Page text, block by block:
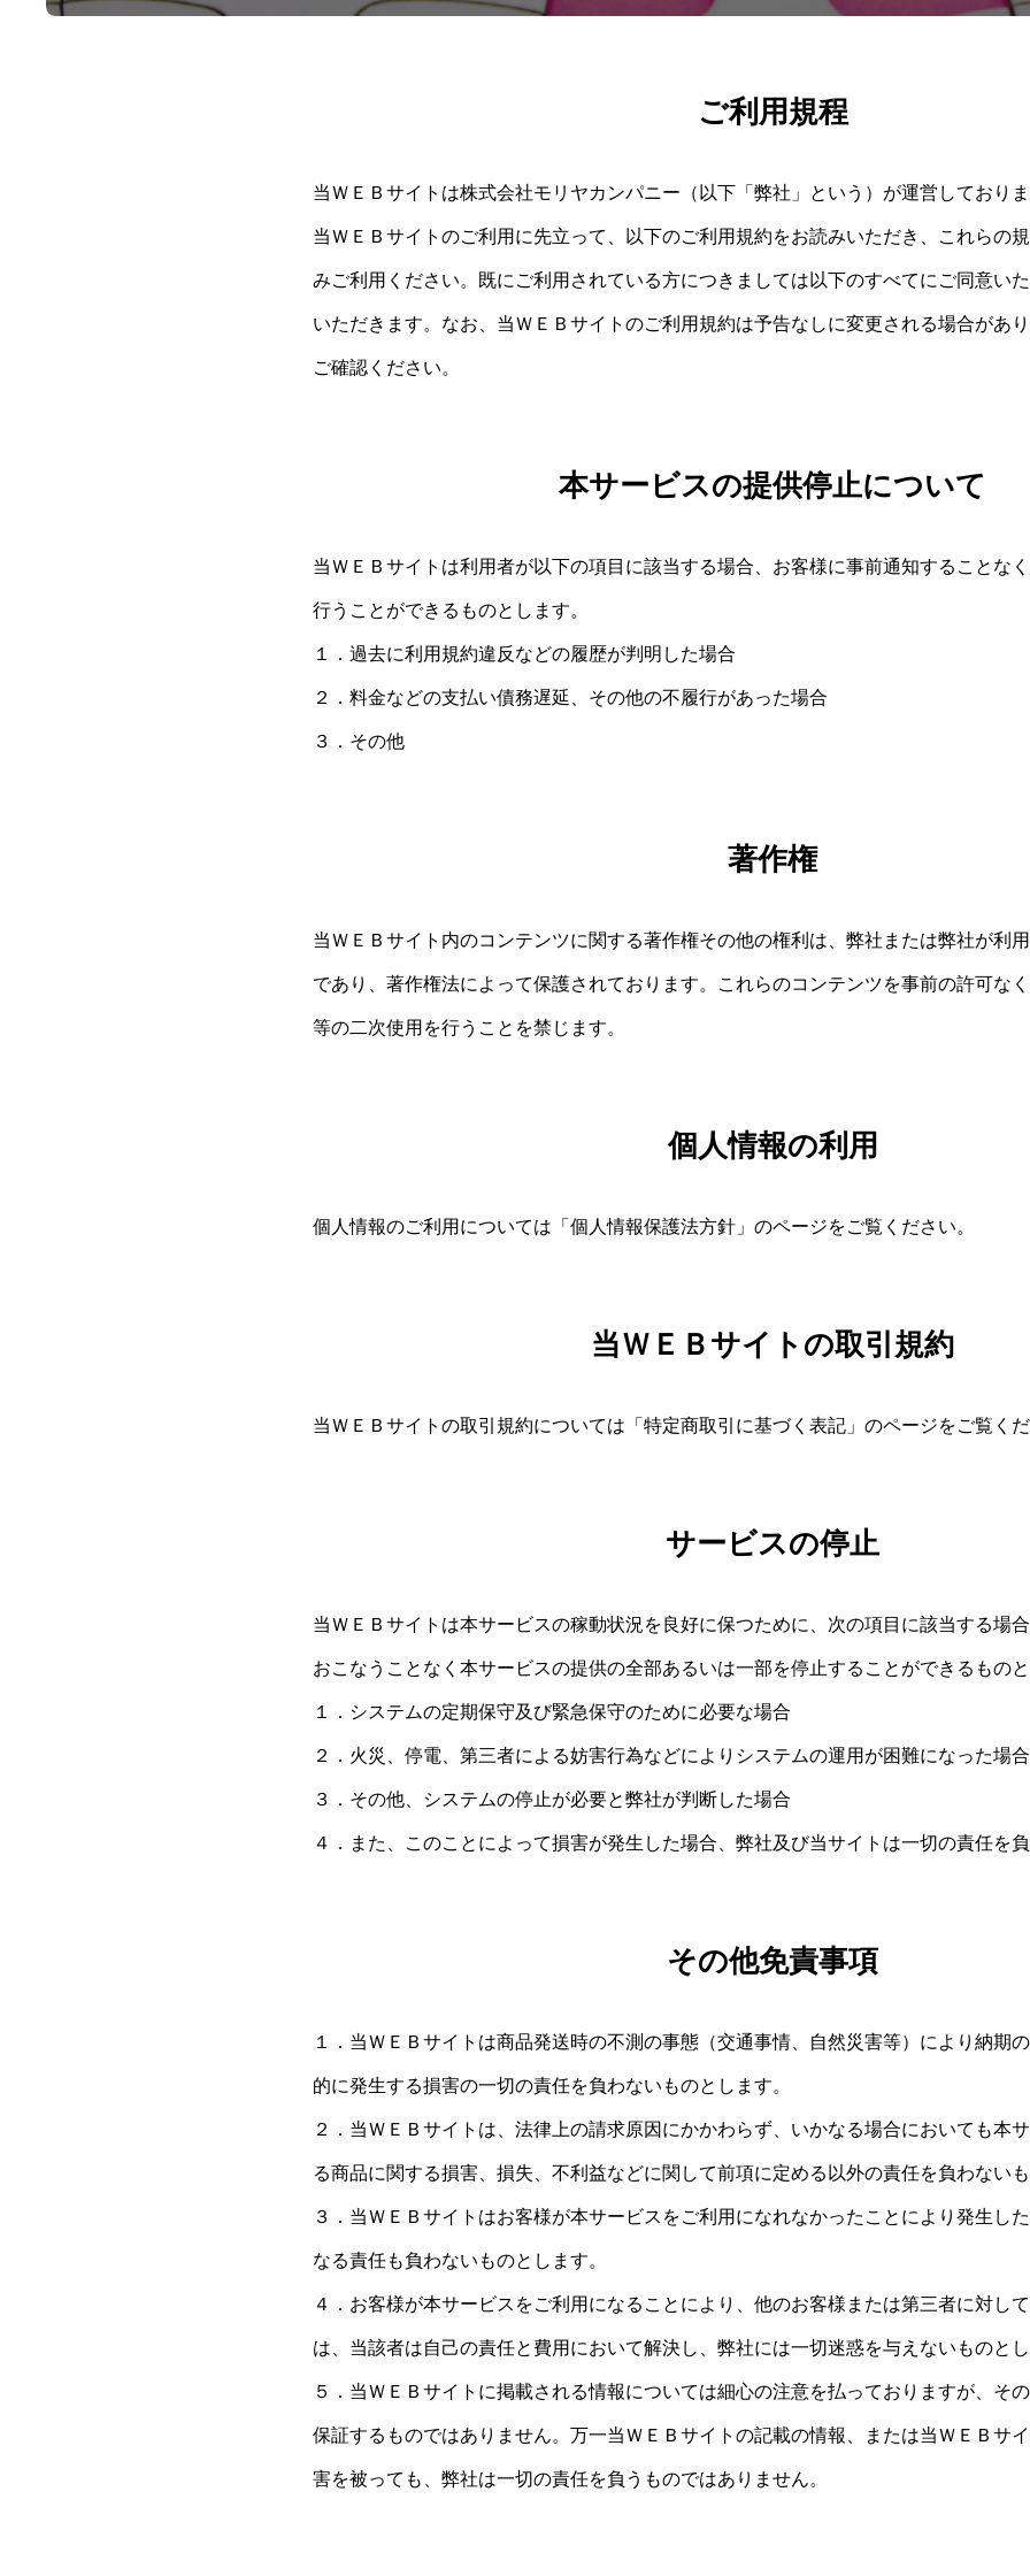
ご利用規程
当ＷＥＢサイトは株式会社モリヤカンパニー（以下「弊社」という）が運営しており
当ＷＥＢサイトのご利用に先立って、以下のご利用規約をお読みいただき、これらの
みご利用ください。既にご利用されている方につきましては以下のすべてにご同意い
いただきます。なお、当ＷＥＢサイトのご利用規約は予告なしに変更される場合があ
ご確認ください。
本サービスの提供停止について
当ＷＥＢサイトは利用者が以下の項目に該当する場合、お客様に事前通知することな
行うことができるものとします。
１．過去に利用規約違反などの履歴が判明した場合
２．料金などの支払い債務遅延、その他の不履行があった場合
３．その他
著作権
当ＷＥＢサイト内のコンテンツに関する著作権その他の権利は、弊社または弊社が利
であり、著作権法によって保護されております。これらのコンテンツを事前の許可な
等の二次使用を行うことを禁じます。
個人情報の利用
個人情報のご利用については「個人情報保護法方針」のページをご覧ください。
当ＷＥＢサイトの取引規約
当ＷＥＢサイトの取引規約については「特定商取引に基づく表記」のページをご覧く
サービスの停止
当ＷＥＢサイトは本サービスの稼動状況を良好に保つために、次の項目に該当する場
おこなうことなく本サービスの提供の全部あるいは一部を停止することができるもの
１．システムの定期保守及び緊急保守のために必要な場合
２．火災、停電、第三者による妨害行為などによりシステムの運用が困難になった場合
３．その他、システムの停止が必要と弊社が判断した場合
４．また、このことによって損害が発生した場合、弊社及び当サイトは一切の責任を
その他免責事項
１．当ＷＥＢサイトは商品発送時の不測の事態（交通事情、自然災害等）により納期
的に発生する損害の一切の責任を負わないものとします。
２．当ＷＥＢサイトは、法律上の請求原因にかかわらず、いかなる場合においても本
る商品に関する損害、損失、不利益などに関して前項に定める以外の責任を負わない
３．当ＷＥＢサイトはお客様が本サービスをご利用になれなかったことにより発生し
なる責任も負わないものとします。
４．お客様が本サービスをご利用になることにより、他のお客様または第三者に対し
は、当該者は自己の責任と費用において解決し、弊社には一切迷惑を与えないものと
５．当ＷＥＢサイトに掲載される情報については細心の注意を払っておりますが、そ
保証するものではありません。万一当ＷＥＢサイトの記載の情報、または当ＷＥＢサ
害を被っても、弊社は一切の責任を負うものではありません。